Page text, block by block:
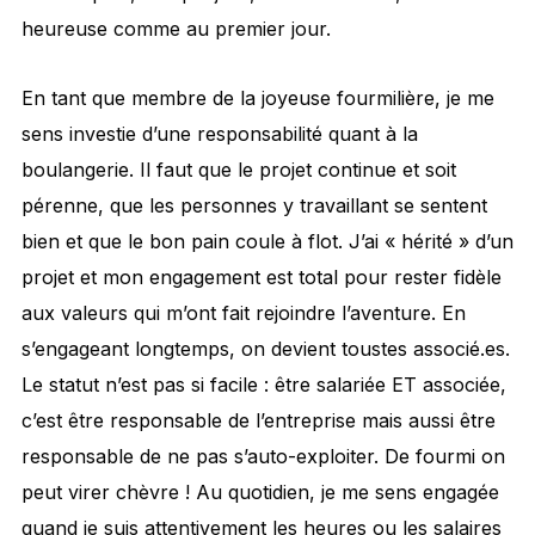
heureuse comme au premier jour.
En tant que membre de la joyeuse fourmilière, je me
sens investie d’une responsabilité quant à la
boulangerie. Il faut que le projet continue et soit
pérenne, que les personnes y travaillant se sentent
bien et que le bon pain coule à flot. J’ai « hérité » d’un
projet et mon engagement est total pour rester fidèle
aux valeurs qui m’ont fait rejoindre l’aventure. En
s’engageant longtemps, on devient toustes associé.es.
Le statut n’est pas si facile : être salariée ET associée,
c’est être responsable de l’entreprise mais aussi être
responsable de ne pas s’auto-exploiter. De fourmi on
peut virer chèvre ! Au quotidien, je me sens engagée
quand je suis attentivement les heures ou les salaires